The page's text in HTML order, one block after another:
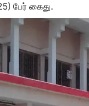
பேர் கைது.